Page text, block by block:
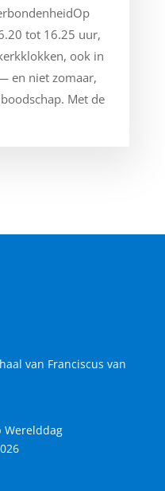
tot 16.25 uur,
ook in
en niet zomaar,
Met de
van Franciscus van
Werelddag